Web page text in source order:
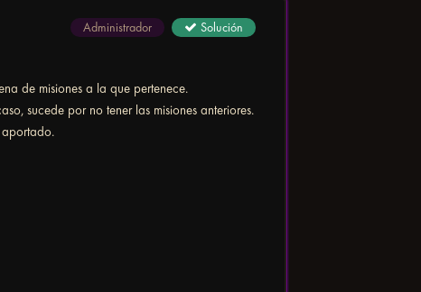
Administrador Solución
de misiones a la que pertenece.
sucede por no tener las misiones anteriores.
aportado.